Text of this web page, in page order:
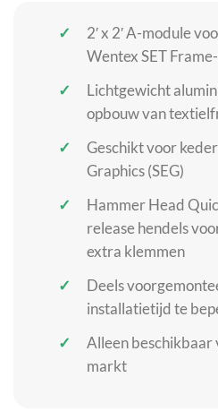
2′ x 2′ A-module
Wentex SET
Lichtgewicht
opbouw van
Geschikt voor
Graphics (SEG)
Hammer Head
release hendels
extra klemmen
Deels
installatietijd te
Alleen beschikbaar
markt